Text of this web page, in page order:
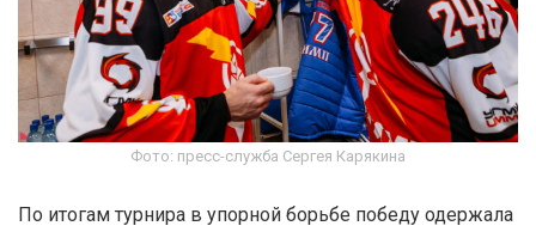
Фото: пресс-служба Сергея Карякина
По итогам турнира в упорной борьбе победу одержала